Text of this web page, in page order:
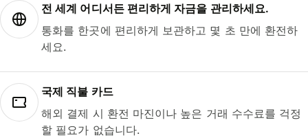
전 세계 어디서든 편리하게 자금을 관리하세요.
통화를 한곳에 편리하게 보관하고 몇 초 만에 환전하
세요.
국제 직불 카드
해외 결제 시 환전 마진이나 높은 거래 수수료를 걱정
할 필요가 없습니다.